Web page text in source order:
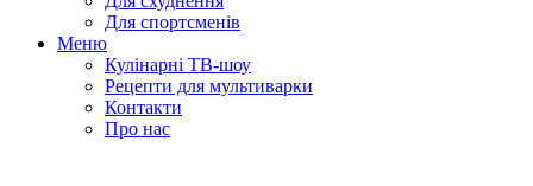
Для спортсменів
Меню
Кулінарні ТВ-шоу
Рецепти для мультиварки
Контакти
Про нас